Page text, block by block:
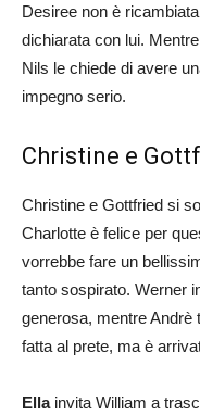
Desiree non è
dichiarata con lui.
Nils le chiede di avere
impegno serio.
Christine e
Christine e Gottfried si
Charlotte è felice per
vorrebbe fare un
tanto sospirato. Werner
generosa, mentre Andrè
fatta al prete, ma è
Ellainvita William a